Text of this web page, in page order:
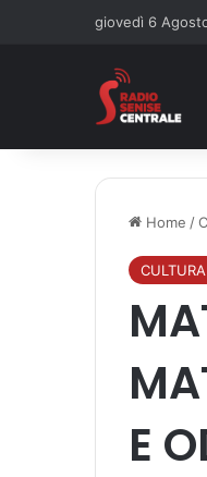
giovedì 6
Home /
E